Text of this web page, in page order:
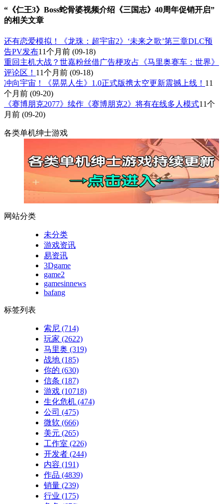
“《仁王3》Boss蛇骨婆视频介绍《三国志》40周年促销开启”
的相关文章
还有恋爱模拟！《龙珠：超宇宙2》‘未来之歌’第三章DLC预
告PV发布11个月前 (09-18)
重回主机大战？世嘉粉丝借广告梗攻占《马里奥赛车：世界》
评论区！ 11个月前 (09-18)
冲向宇宙！《晃晃人生》1.0正式版携太空更新震撼上线！ 11
个月前 (09-20)
《赛博朋克2077》续作《赛博朋克2》将有在线多人模式11个
月前 (09-20)
各类单机绅士游戏
网站分类
未分类
游戏资讯
易资讯
3Dgame
game2
gamesinnews
bafang
标签列表
索尼 (714)
玩家 (2622)
马里奥 (319)
战地 (185)
你的 (630)
信条 (187)
游戏 (10718)
生化危机 (474)
公司 (475)
微软 (666)
美元 (265)
工作室 (226)
开发者 (244)
内容 (191)
作品 (4839)
销量 (239)
行业 (175)